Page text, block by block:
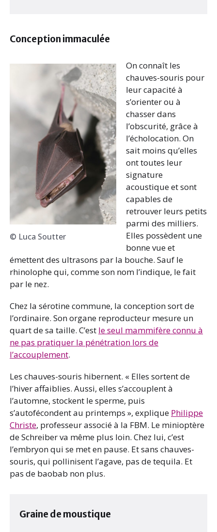
Conception immaculée
© Luca Soutter
On connaît les
chauves-souris pour
leur capacité à
s’orienter ou à
chasser dans
l’obscurité, grâce à
l’écholocation. On
sait moins qu’elles
ont toutes leur
signature
acoustique et sont
capables de
retrouver leurs petits
parmi des milliers.
Elles possèdent une
bonne vue et
émettent des ultrasons par la bouche. Sauf le
rhinolophe qui, comme son nom l’indique, le fait
par le nez.
Chez la sérotine commune, la conception sort de
l’ordinaire. Son organe reproducteur mesure un
quart de sa taille. C’est le seul mammifère connu à
ne pas pratiquer la pénétration lors de
l’accouplement.
Les chauves-souris hibernent. « Elles sortent de
l’hiver affaiblies. Aussi, elles s’accouplent à
l’automne, stockent le sperme, puis
s’autofécondent au printemps », explique Philippe
Christe, professeur associé à la FBM. Le minioptère
de Schreiber va même plus loin. Chez lui, c’est
l’embryon qui se met en pause. Et sans chauves-
souris, qui pollinisent l’agave, pas de tequila. Et
pas de baobab non plus.
Graine de moustique